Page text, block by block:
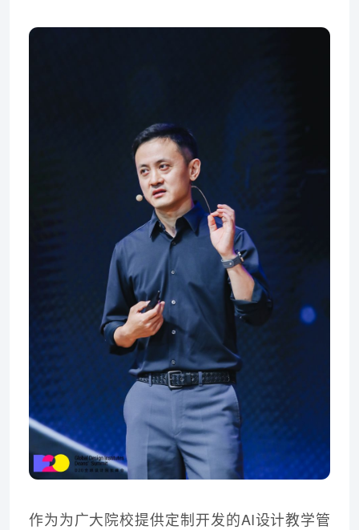
作为为广大院校提供定制开发的AI设计教学管